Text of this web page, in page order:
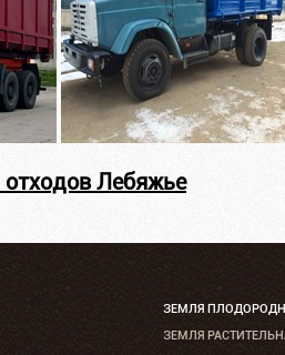
Лебяжье
ЗЕМЛЯ
ЗЕМЛЯ